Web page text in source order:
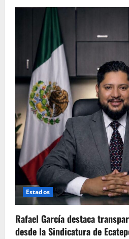
Estados
Rafael García destaca
desde la Sindicatura de